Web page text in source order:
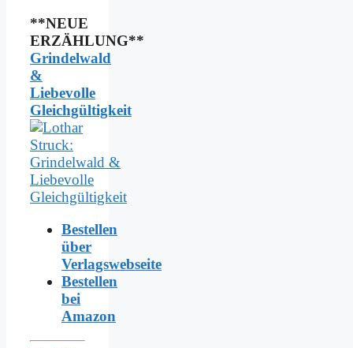
**NEUE
ERZÄHLUNG**
Grindelwald
&
Liebevolle
Gleichgültigkeit
Bestellen
über
Verlagswebseite
Bestellen
bei
Amazon